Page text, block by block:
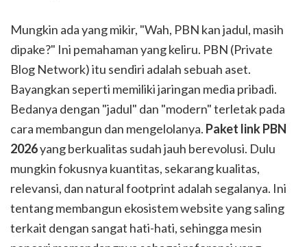
Mungkin ada yang mikir, "Wah, PBN kan jadul, masih
dipake?" Ini pemahaman yang keliru. PBN (Private
Blog Network) itu sendiri adalah sebuah aset.
Bayangkan seperti memiliki jaringan media pribadi.
Bedanya dengan "jadul" dan "modern" terletak pada
cara membangun dan mengelolanya. Paket link PBN
2026yang berkualitas sudah jauh berevolusi. Dulu
mungkin fokusnya kuantitas, sekarang kualitas,
relevansi, dan natural footprint adalah segalanya. Ini
tentang membangun ekosistem website yang saling
terkait dengan sangat hati-hati, sehingga mesin